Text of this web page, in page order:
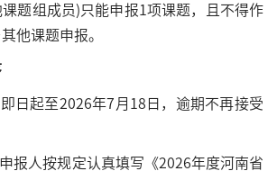
题组成员)只能申报1项课题，且不得作
他课题申报。
日起至2026年7月18日，逾期不再接受
报人按规定认真填写《2026年度河南省